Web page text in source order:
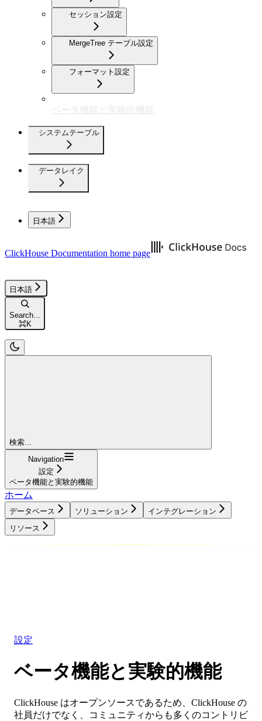
セッション設定
MergeTree テーブル設定
フォーマット設定
ベータ機能と実験的機能
システムテーブル
データレイク
日本語
ClickHouse Documentation home page
日本語
Search...
⌘K
検索...
Navigation
設定
ベータ機能と実験的機能
ホーム
データベース ソリューション
インテグレーション
リソース
設定
ベータ機能と実験的機能
ClickHouse はオープンソースであるため、ClickHouse の
社員だけでなく、コミュニティからも多くのコントリビ